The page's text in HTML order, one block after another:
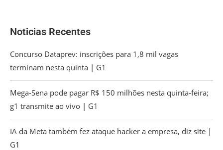
Noticias Recentes
Concurso Dataprev: inscrições para 1,8 mil vagas
terminam nesta quinta | G1
Mega-Sena pode pagar R$ 150 milhões nesta quinta-feira;
g1 transmite ao vivo | G1
IA da Meta também fez ataque hacker a empresa, diz site |
G1